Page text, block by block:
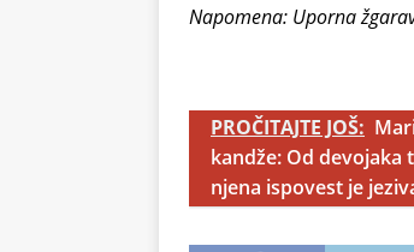
Napomena: Uporna
PROČITAJTE JOŠ:
kandže: Od devojaka
njena ispovest je